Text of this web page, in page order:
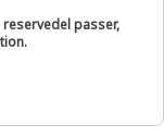
passer,